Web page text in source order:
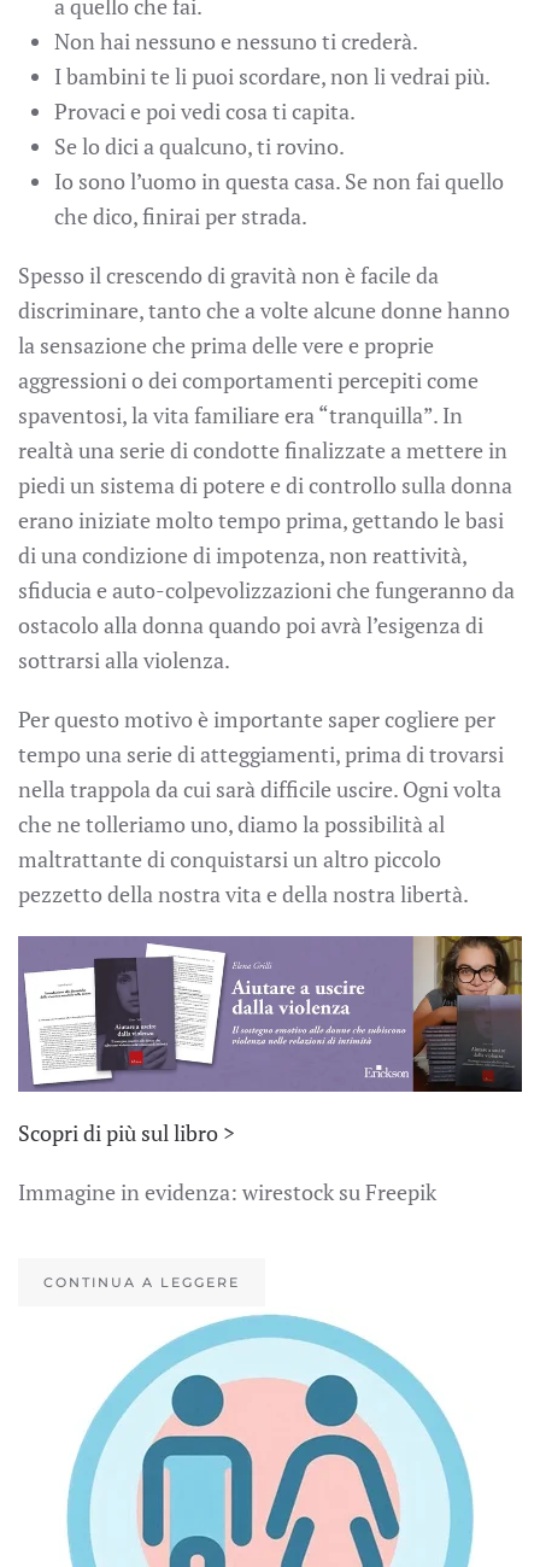
a quello che fai.
Non hai nessuno e nessuno ti crederà.
I bambini te li puoi scordare, non li vedrai più.
Provaci e poi vedi cosa ti capita.
Se lo dici a qualcuno, ti rovino.
Io sono l’uomo in questa casa. Se non fai quello
che dico, finirai per strada.
Spesso il crescendo di gravità non è facile da
discriminare, tanto che a volte alcune donne hanno
la sensazione che prima delle vere e proprie
aggressioni o dei comportamenti percepiti come
spaventosi, la vita familiare era “tranquilla”. In
realtà una serie di condotte finalizzate a mettere in
piedi un sistema di potere e di controllo sulla donna
erano iniziate molto tempo prima, gettando le basi
di una condizione di impotenza, non reattività,
sfiducia e auto-colpevolizzazioni che fungeranno da
ostacolo alla donna quando poi avrà l’esigenza di
sottrarsi alla violenza.
Per questo motivo è importante saper cogliere per
tempo una serie di atteggiamenti, prima di trovarsi
nella trappola da cui sarà difficile uscire. Ogni volta
che ne tolleriamo uno, diamo la possibilità al
maltrattante di conquistarsi un altro piccolo
pezzetto della nostra vita e della nostra libertà.
Scopri di più sul libro >
Immagine in evidenza: wirestock su Freepik
CONTINUA A LEGGERE